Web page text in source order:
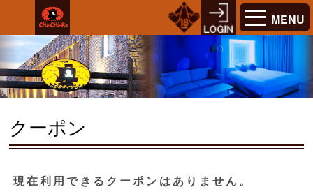
MENU
クーポン
現在利用できるクーポンはありません。